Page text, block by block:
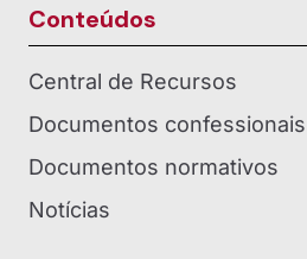
Conteúdos
Central de Recursos
Documentos confessionais
Documentos normativos
Notícias